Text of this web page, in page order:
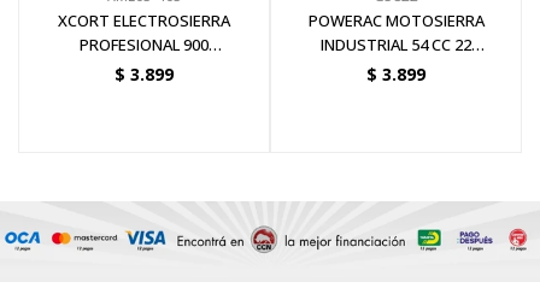
XCORT ELECTROSIERRA
PROFESIONAL 900
METROS/MINUTO 405MM - 16
$ 3.899
POWERAC MOTOSIERRA
INDUSTRIAL 54 CC 22
PULGADAS CADENA OREGON
$ 3.899